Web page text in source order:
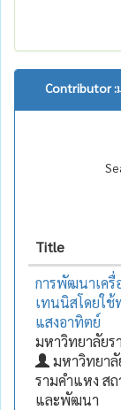
Contributor :
Title
การพัฒนาเครื่
เทนนิสโดยใช้
แสงอาทิตย์
มหาวิทยาลัยร
มหาวิทยาลั
รามคำแหง ส
และพัฒนา